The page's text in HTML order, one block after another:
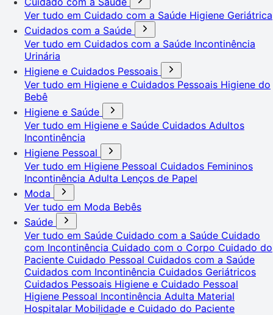
Ver tudo em Cuidado com a Saúde Higiene Geriátrica
Cuidados com a Saúde
Ver tudo em Cuidados com a Saúde Incontinência
Urinária
Higiene e Cuidados Pessoais
Ver tudo em Higiene e Cuidados Pessoais Higiene do
Bebê
Higiene e Saúde
Ver tudo em Higiene e Saúde Cuidados Adultos
Incontinência
Higiene Pessoal
Ver tudo em Higiene Pessoal Cuidados Femininos
Incontinência Adulta Lenços de Papel
Moda
Ver tudo em Moda Bebês
Saúde
Ver tudo em Saúde Cuidado com a Saúde Cuidado
com Incontinência Cuidado com o Corpo Cuidado do
Paciente Cuidado Pessoal Cuidados com a Saúde
Cuidados com Incontinência Cuidados Geriátricos
Cuidados Pessoais Higiene e Cuidado Pessoal
Higiene Pessoal Incontinência Adulta Material
Hospitalar Mobilidade e Cuidado do Paciente